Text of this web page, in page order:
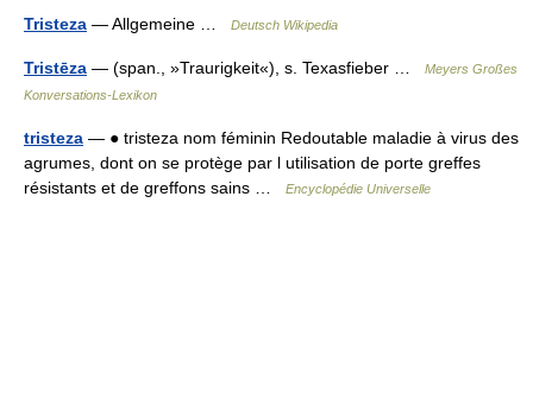
Tristeza — Allgemeine … Deutsch Wikipedia
Tristēza — (span., »Traurigkeit«), s. Texasfieber …
Meyers Großes
Konversations-Lexikon
tristeza — ● tristeza nom féminin Redoutable maladie à virus des
agrumes, dont on se protège par l utilisation de porte greffes
résistants et de greffons sains …
Encyclopédie Universelle